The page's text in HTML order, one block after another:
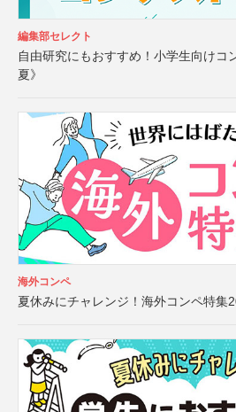
編集部セレクト
自由研究にもおすすめ！小学生向けコ
夏》
海外コンペ
夏休みにチャレンジ！海外コンペ特集